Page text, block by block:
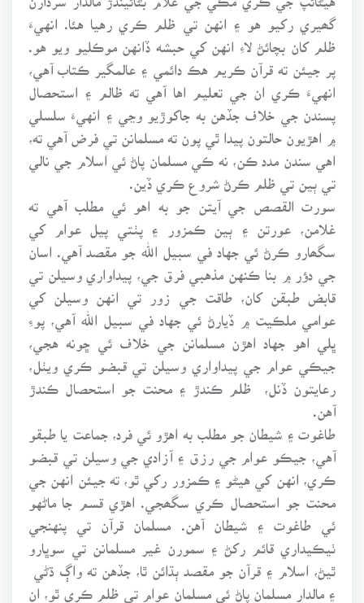
گھيري رکيو هو ۽ انهن تي ظلم ڪري رهيا هئا. انهيءَ
ظلم کان بچائڻ لاءِ انهن کي حبشه ڏانهن موڪليو ويو هو.
پر جيئن ته قرآن ڪريم هڪ دائمي ۽ عالمگير ڪتاب آهي،
انهيءَ ڪري ان جي تعليم اها آهي ته ظالم ۽ استحصال
پسندن جي خلاف جڏهن به جاکوڙيو وڃي ۽ انهيءَ سلسلي
۾ اهڙيون حالتون پيدا ٿي پون ته مسلمانن تي فرض آهي ته،
اهي سندن مدد ڪن، نه ڪي مسلمان پاڻ ئي اسلام جي نالي
تي ٻين تي ظلم ڪرڻ شروع ڪري ڏين.
سورت القصص جي آيتن جو به اهو ئي مطلب آهي ته
غلامن، عورتن ۽ ٻين ڪمزور ۽ پٺتي پيل عوام کي
سگھارو ڪرڻ ئي جهاد في سبيل الله جو مقصد آهي. اسان
جي دؤر ۾ بنا ڪنهن مذهبي فرق جي، پيداواري وسيلن تي
قابض طبقن کان، طاقت جي زور تي انهن وسيلن کي
عوامي ملڪيت ۾ ڏيارڻ ئي جهاد في سبيل الله آهي، پوءِ
ڀلي اهو جهاد اهڙن مسلمانن جي خلاف ئي ڇونه هجي،
جيڪي عوام جي پيداواري وسيلن تي قبضو ڪري ويٺل،
رعايتون ڏنل، ظلم ڪندڙ ۽ محنت جو استحصال ڪندڙ
آهن.
طاغوت ۽ شيطان جو مطلب به اهڙو ئي فرد، جماعت يا طبقو
آهي، جيڪو عوام جي رزق ۽ آزادي جي وسيلن تي قبضو
ڪري، انهن کي هيڻو ۽ ڪمزور رکي ٿو، ته جيئن انهن جي
محنت جو استحصال ڪري سگھجي. اهڙي قسم جا ماڻهو
ئي طاغوت ۽ شيطان آهن. مسلمان قرآن تي پنهنجي
ٺيڪيداري قائم رکڻ ۽ سمورن غير مسلمانن تي سوڀارو
ٿيڻ، اسلام ۽ قرآن جو مقصد ٻڌائن ٿا، جڏهن ته واڳ ڌڻي
۽ مالدار مسلمان پاڻ ئي مسلمان عوام تي ظلم ڪري ٿو، ان